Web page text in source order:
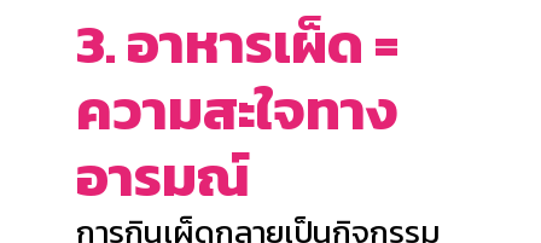
3. อาหารเผ็ด =
ความสะใจทาง
อารมณ์
การกินเผ็ดกลายเป็นกิจกรรม